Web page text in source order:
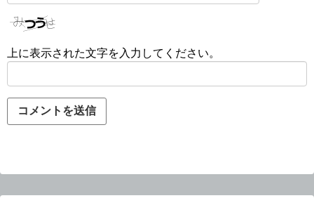
上に表示された文字を入力してください。